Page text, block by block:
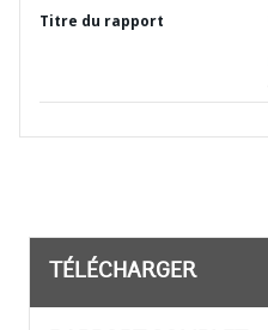
Titre du rapport
TÉLÉCHARGER